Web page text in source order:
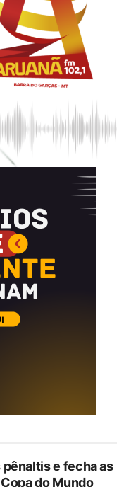
e fecha as
do Mundo